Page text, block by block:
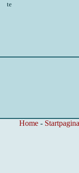
te
Home -